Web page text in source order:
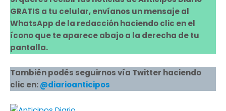
GRATIS a tu celular, envíanos un mensaje al
WhatsApp de la redacción haciendo clic en el
ícono que te aparece abajo a la derecha de tu
pantalla.
También podés seguirnos vía Twitter haciendo
clic en:@diarioanticipos